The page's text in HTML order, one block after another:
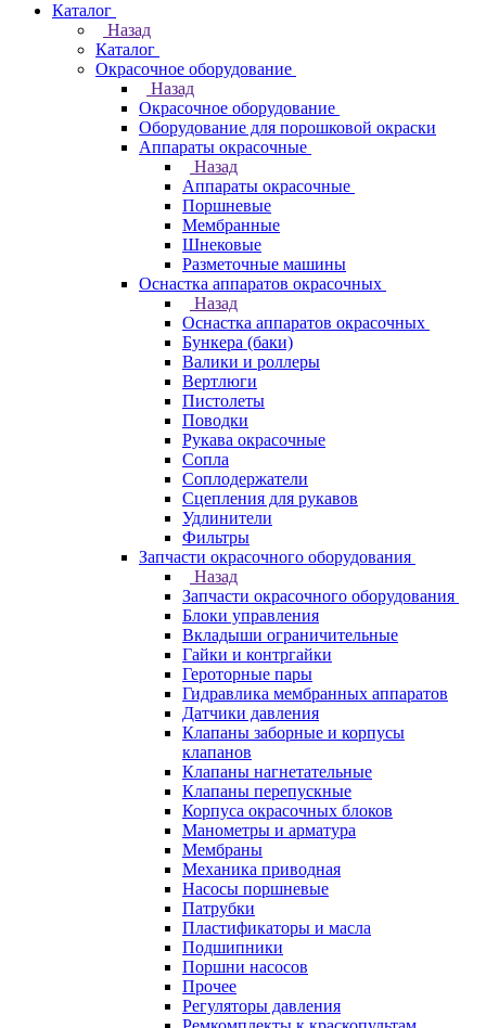
Каталог
Назад
Каталог
Окрасочное оборудование
Назад
Окрасочное оборудование
Оборудование для порошковой окраски
Аппараты окрасочные
Назад
Аппараты окрасочные
Поршневые
Мембранные
Шнековые
Разметочные машины
Оснастка аппаратов окрасочных
Назад
Оснастка аппаратов окрасочных
Бункера (баки)
Валики и роллеры
Вертлюги
Пистолеты
Поводки
Рукава окрасочные
Сопла
Соплодержатели
Сцепления для рукавов
Удлинители
Фильтры
Запчасти окрасочного оборудования
Назад
Запчасти окрасочного оборудования
Блоки управления
Вкладыши ограничительные
Гайки и контргайки
Героторные пары
Гидравлика мембранных аппаратов
Датчики давления
Клапаны заборные и корпусы
клапанов
Клапаны нагнетательные
Клапаны перепускные
Корпуса окрасочных блоков
Манометры и арматура
Мембраны
Механика приводная
Насосы поршневые
Патрубки
Пластификаторы и масла
Подшипники
Поршни насосов
Прочее
Регуляторы давления